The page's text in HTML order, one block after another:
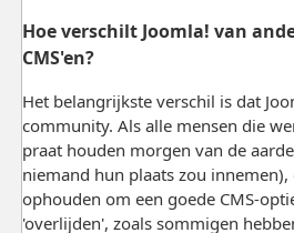
Hoe verschilt Joomla! van
CMS'en?
Het belangrijkste verschil is dat
community. Als alle mensen die
praat houden morgen van de
niemand hun plaats zou innemen),
ophouden om een goede CMS-
'overlijden', zoals sommigen